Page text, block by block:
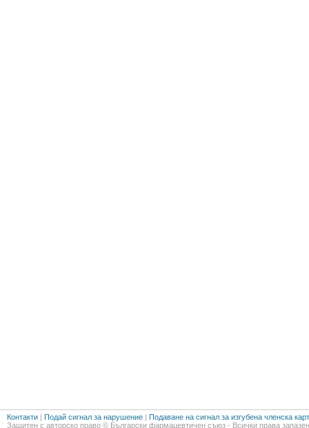
Контакти | Подай сигнал за нарушение | Подаване на сигнал за изгубена членска
Защитен с авторско право © Български фармацевтичен съюз - Всички права